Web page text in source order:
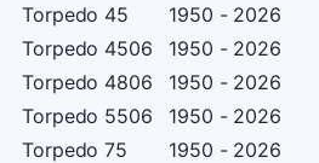
Torpedo 45
1950 - 2026
Torpedo 4506
1950 - 2026
Torpedo 4806
1950 - 2026
Torpedo 5506
1950 - 2026
Torpedo 75
1950 - 2026